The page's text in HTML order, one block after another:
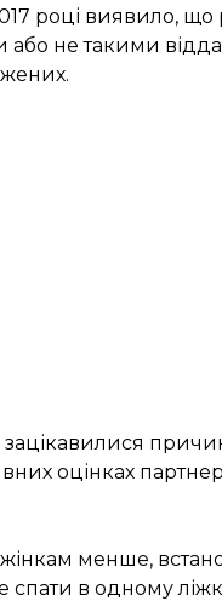
році виявило, що
не такими
оцінках
менше,
спати в одному